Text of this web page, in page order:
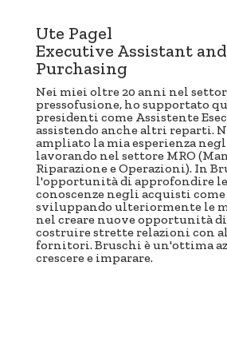
Ute Pagel
Executive Assistant and
Purchasing
Nei miei oltre 20 anni nel
pressofusione, ho supportato
presidenti come Assistente
assistendo anche altri reparti.
ampliato la mia esperienza
lavorando nel settore MRO
Riparazione e Operazioni). In
l'opportunità di approfondire
conoscenze negli acquisti
sviluppando ulteriormente le
nel creare nuove opportunità di
costruire strette relazioni con
fornitori. Bruschi è un'ottima
crescere e imparare.